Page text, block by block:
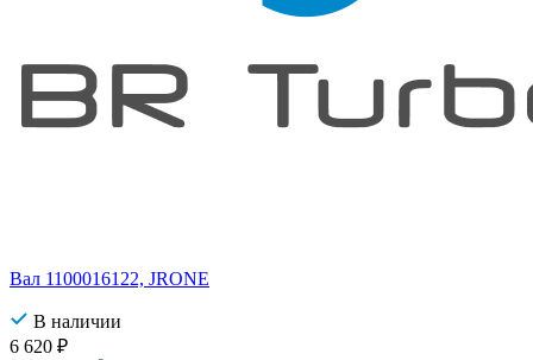
Вал 1100016122, JRONE
В наличии
6 620 ₽